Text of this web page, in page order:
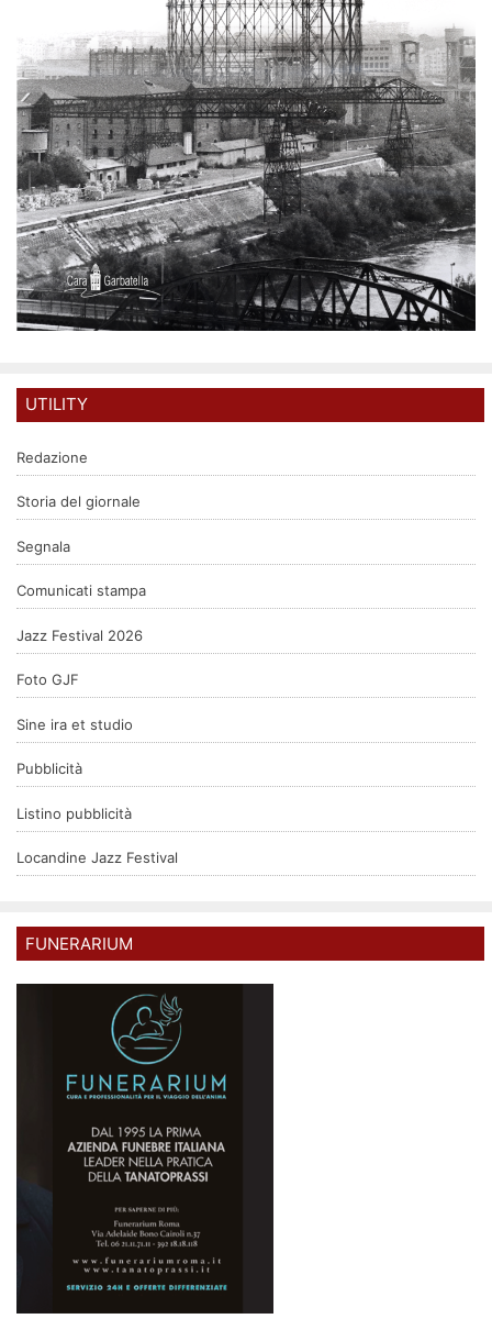
UTILITY
Redazione
Storia del giornale
Segnala
Comunicati stampa
Jazz Festival 2026
Foto GJF
Sine ira et studio
Pubblicità
Listino pubblicità
Locandine Jazz Festival
FUNERARIUM